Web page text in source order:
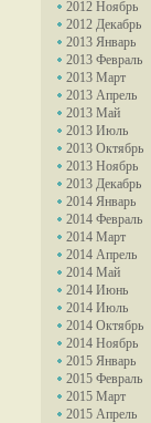
2012 Ноябрь
2012 Декабрь
2013 Январь
2013 Февраль
2013 Март
2013 Апрель
2013 Май
2013 Июль
2013 Октябрь
2013 Ноябрь
2013 Декабрь
2014 Январь
2014 Февраль
2014 Март
2014 Апрель
2014 Май
2014 Июнь
2014 Июль
2014 Октябрь
2014 Ноябрь
2015 Январь
2015 Февраль
2015 Март
2015 Апрель